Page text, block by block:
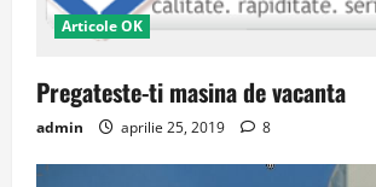
Articole OK
Pregateste-ti masina de vacanta
admin aprilie 25, 2019 8